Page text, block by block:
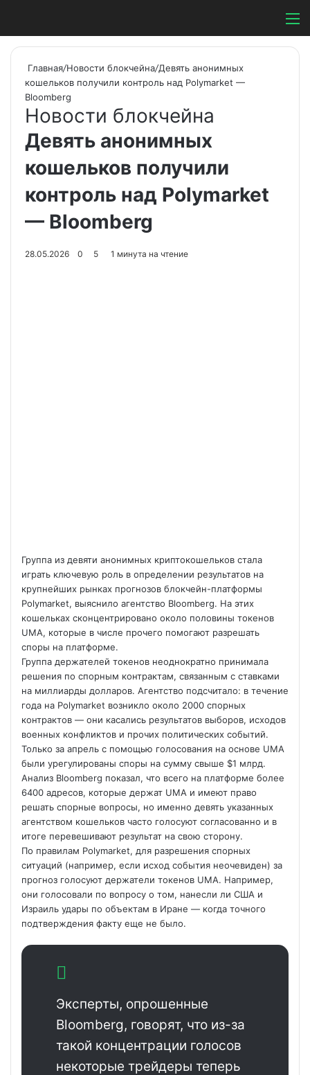
Switch skin
Главная/Новости блокчейна/Девять анонимных
кошельков получили контроль над Polymarket —
Bloomberg
Новости блокчейна
Девять анонимных
кошельков получили
контроль над Polymarket
— Bloomberg
28.05.2026 0 5 1 минута на чтение
Группа из девяти анонимных криптокошельков стала
играть ключевую роль в определении результатов на
крупнейших рынках прогнозов блокчейн-платформы
Polymarket, выяснило агентство Bloomberg. На этих
кошельках сконцентрировано около половины токенов
UMA, которые в числе прочего помогают разрешать
споры на платформе.
Группа держателей токенов неоднократно принимала
решения по спорным контрактам, связанным с ставками
на миллиарды долларов. Агентство подсчитало: в течение
года на Polymarket возникло около 2000 спорных
контрактов — они касались результатов выборов, исходов
военных конфликтов и прочих политических событий.
Только за апрель с помощью голосования на основе UMA
были урегулированы споры на сумму свыше $1 млрд.
Анализ Bloomberg показал, что всего на платформе более
6400 адресов, которые держат UMA и имеют право
решать спорные вопросы, но именно девять указанных
агентством кошельков часто голосуют согласованно и в
итоге перевешивают результат на свою сторону.
По правилам Polymarket, для разрешения спорных
ситуаций (например, если исход события неочевиден) за
прогноз голосуют держатели токенов UMA. Например,
они голосовали по вопросу о том, нанесли ли США и
Израиль удары по объектам в Иране — когда точного
подтверждения факту еще не было.
Эксперты, опрошенные
Bloomberg, говорят, что из-за
такой концентрации голосов
некоторые трейдеры теперь